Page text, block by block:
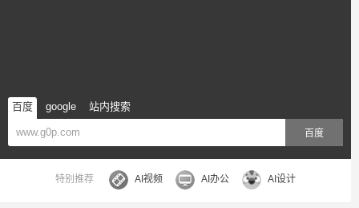
百度 google 站内搜索
百度
特别推荐 AI视频 AI办公 AI设计